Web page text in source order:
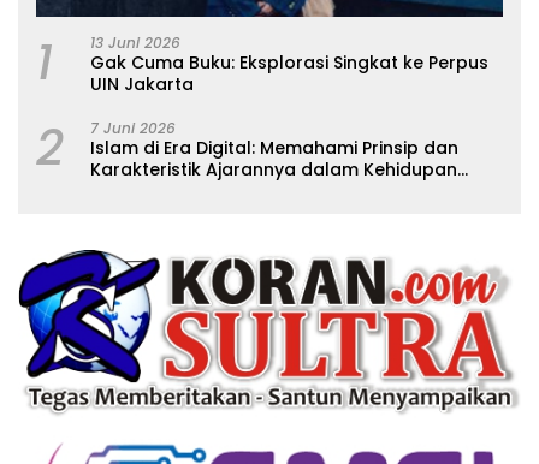
1 13 Juni 2026
Gak Cuma Buku: Eksplorasi Singkat ke Perpus
UIN Jakarta
2 7 Juni 2026
Islam di Era Digital: Memahami Prinsip dan
Karakteristik Ajarannya dalam Kehidupan